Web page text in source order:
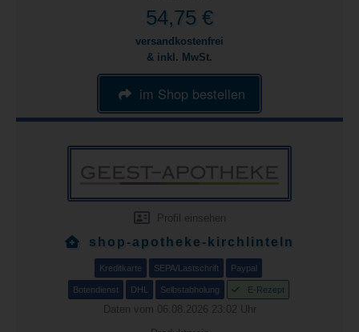
54,75 €
versandkostenfrei
& inkl. MwSt.
im Shop bestellen
Profil einsehen
shop-apotheke-kirchlinteln
Kreditkarte SEPA/Lastschrift Paypal
Botendienst DHL Selbstabholung E-Rezept
Daten vom 06.08.2026 23:02 Uhr